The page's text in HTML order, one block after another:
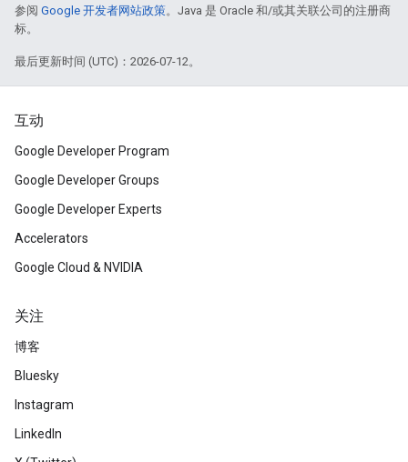
参阅 Google 开发者网站政策。Java 是 Oracle 和/或其关联公司的注册商
标。
最后更新时间 (UTC)：2026-07-12。
互动
Google Developer Program
Google Developer Groups
Google Developer Experts
Accelerators
Google Cloud & NVIDIA
关注
博客
Bluesky
Instagram
LinkedIn